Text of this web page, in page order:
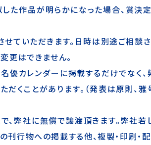
た作品が明らかになった場合、賞決
ていただきます。日時は別途ご相談さ
更はできません。
優カレンダーに掲載するだけでなく
だくことがあります。（発表は原則、
弊社に無償で譲渡頂きます。弊社
刊行物への掲載する他、複製・印刷